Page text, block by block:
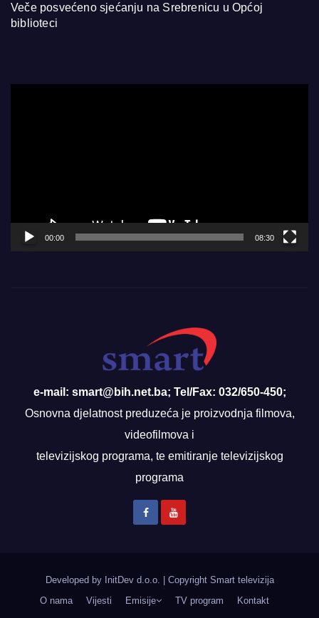
Veče posvećeno sjećanju na Srebrenicu u Općoj
biblioteci
00:00 08:30
e-mail: smart@bih.net.ba; Tel/Fax: 032/650-450;
Osnovna djelatnost preduzeća je proizvodnja filmova,
videofilmova i
televizijskog programa, te emitiranje televizijskog
programa
Developed by InitDev d.o.o.
Copyright Smart televizija
O nama
Vijesti Emisije TV program Kontakt